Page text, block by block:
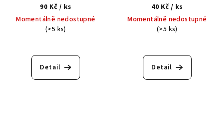
90 Kč / ks
Momentálně nedostupné
(>5 ks)
Detail
40 Kč / ks
Momentálně nedostupné
(>5 ks)
Detail